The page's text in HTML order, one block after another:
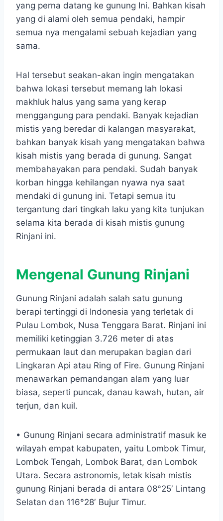
yang perna datang ke gunung Ini. Bahkan kisah
yang di alami oleh semua pendaki, hampir
semua nya mengalami sebuah kejadian yang
sama.
Hal tersebut seakan-akan ingin mengatakan
bahwa lokasi tersebut memang lah lokasi
makhluk halus yang sama yang kerap
menggangung para pendaki. Banyak kejadian
mistis yang beredar di kalangan masyarakat,
bahkan banyak kisah yang mengatakan bahwa
kisah mistis yang berada di gunung. Sangat
membahayakan para pendaki. Sudah banyak
korban hingga kehilangan nyawa nya saat
mendaki di gunung ini. Tetapi semua itu
tergantung dari tingkah laku yang kita tunjukan
selama kita berada di kisah mistis gunung
Rinjani ini.
Mengenal Gunung Rinjani
Gunung Rinjani adalah salah satu gunung
berapi tertinggi di Indonesia yang terletak di
Pulau Lombok, Nusa Tenggara Barat. Rinjani ini
memiliki ketinggian 3.726 meter di atas
permukaan laut dan merupakan bagian dari
Lingkaran Api atau Ring of Fire. Gunung Rinjani
menawarkan pemandangan alam yang luar
biasa, seperti puncak, danau kawah, hutan, air
terjun, dan kuil.
• Gunung Rinjani secara administratif masuk ke
wilayah empat kabupaten, yaitu Lombok Timur,
Lombok Tengah, Lombok Barat, dan Lombok
Utara. Secara astronomis, letak kisah mistis
gunung Rinjani berada di antara 08°25′ Lintang
Selatan dan 116°28′ Bujur Timur.